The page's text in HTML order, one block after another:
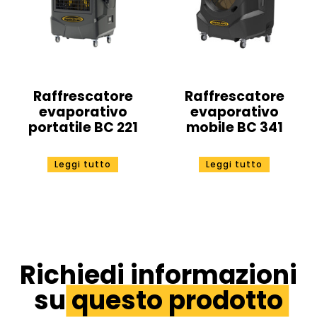
Raffrescatore
evaporativo
portatile BC 221
Leggi tutto
Raffrescatore
evaporativo
mobile BC 341
Leggi tutto
Richiedi informazioni
su questo prodotto